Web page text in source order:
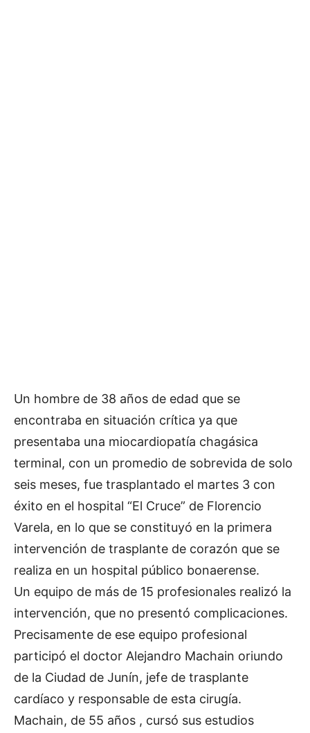
Un hombre de 38 años de edad que se
encontraba en situación crítica ya que
presentaba una miocardiopatía chagásica
terminal, con un promedio de sobrevida de solo
seis meses, fue trasplantado el martes 3 con
éxito en el hospital “El Cruce” de Florencio
Varela, en lo que se constituyó en la primera
intervención de trasplante de corazón que se
realiza en un hospital público bonaerense.
Un equipo de más de 15 profesionales realizó la
intervención, que no presentó complicaciones.
Precisamente de ese equipo profesional
participó el doctor Alejandro Machain oriundo
de la Ciudad de Junín, jefe de trasplante
cardíaco y responsable de esta cirugía.
Machain, de 55 años , cursó sus estudios